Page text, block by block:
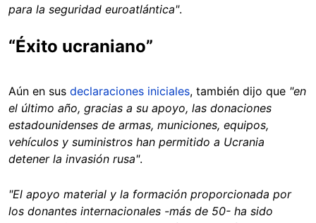
para la seguridad euroatlántica".
“Éxito ucraniano”
Aún en sus declaraciones iniciales, también dijo que "en
el último año, gracias a su apoyo, las donaciones
estadounidenses de armas, municiones, equipos,
vehículos y suministros han permitido a Ucrania
detener la invasión rusa".
"El apoyo material y la formación proporcionada por
los donantes internacionales -más de 50- ha sido